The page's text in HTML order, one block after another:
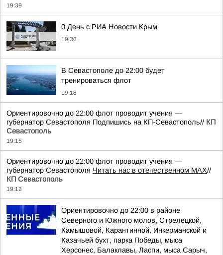
19:39
0 День с РИА Новости Крым
19:36
В Севастополе до 22:00 будет
тренироваться флот
19:18
Ориентировочно до 22:00 флот проводит учения —
губернатор Севастополя Подпишись на КП-Севастополь// КП
Севастополь
19:15
Ориентировочно до 22:00 флот проводит учения —
губернатор Севастополя Читать нас в отечественном MAX//
КП Севастополь
19:12
Ориентировочно до 22:00 в районе
Северного и Южного молов, Стрелецкой,
Камышовой, Карантинной, Инкерманской и
Казачьей бухт, парка Победы, мыса
Херсонес, Балаклавы, Ласпи, мыса Сарыч,